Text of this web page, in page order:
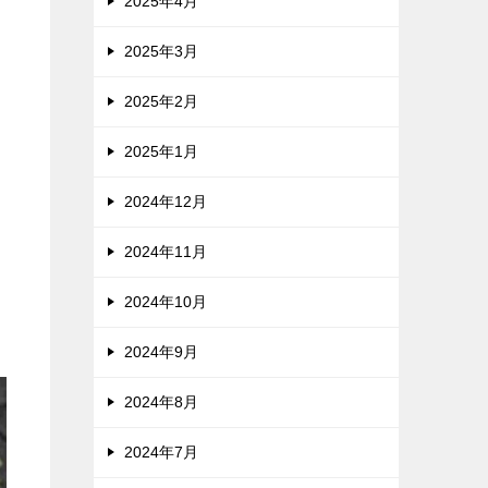
2025年3月
2025年2月
2025年1月
2024年12月
2024年11月
2024年10月
2024年9月
2024年8月
2024年7月